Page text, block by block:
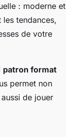
: moderne et
tendances,
de votre
patron format
permet non
de jouer